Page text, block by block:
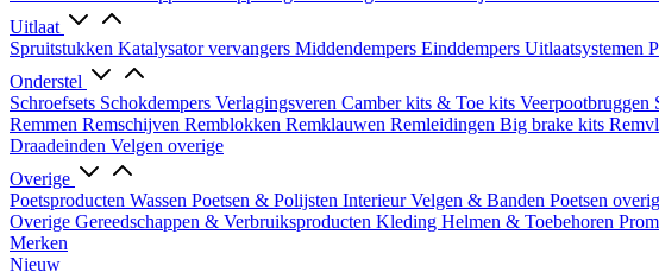
Uitlaat
Spruitstukken Katalysator vervangers Middendempers Einddempers Uitlaatsystemen
Onderstel
Schroefsets Schokdempers Verlagingsveren Camber kits & Toe kits Veerpootbruggen
Remmen Remschijven Remblokken Remklauwen Remleidingen Big brake kits
Draadeinden Velgen overige
Overige
Poetsproducten Wassen Poetsen & Polijsten InterieurVelgen & Banden Poetsen
Overige Gereedschappen & Verbruiksproducten Kleding Helmen & Toebehoren
Merken
Nieuw